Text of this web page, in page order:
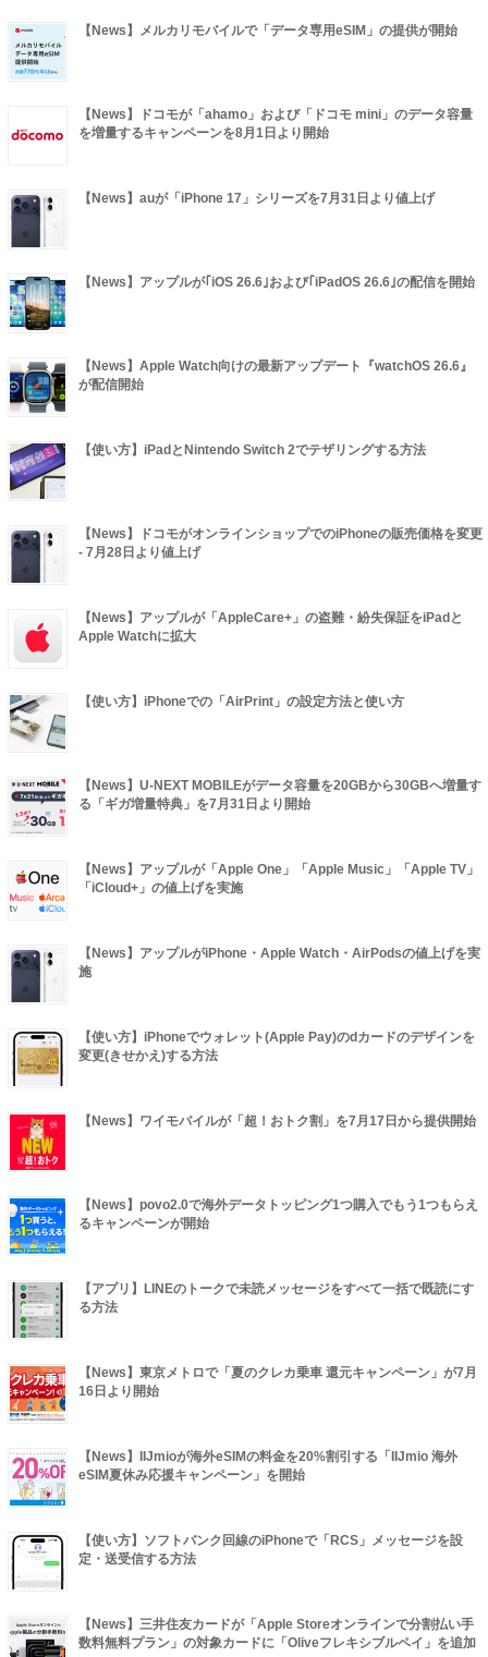
【News】メルカリモバイルで「データ専用eSIM」の提供が開始
【News】ドコモが「ahamo」および「ドコモ mini」のデータ容量
を増量するキャンペーンを8月1日より開始
【News】auが「iPhone 17」シリーズを7月31日より値上げ
【News】アップルが｢iOS 26.6｣および｢iPadOS 26.6｣の配信を開始
【News】Apple Watch向けの最新アップデート『watchOS 26.6』
が配信開始
【使い方】iPadとNintendo Switch 2でテザリングする方法
【News】ドコモがオンラインショップでのiPhoneの販売価格を変更
- 7月28日より値上げ
【News】アップルが「AppleCare+」の盗難・紛失保証をiPadと
Apple Watchに拡大
【使い方】iPhoneでの「AirPrint」の設定方法と使い方
【News】U-NEXT MOBILEがデータ容量を20GBから30GBへ増量す
る「ギガ増量特典」を7月31日より開始
【News】アップルが「Apple One」「Apple Music」「Apple TV」
「iCloud+」の値上げを実施
【News】アップルがiPhone・Apple Watch・AirPodsの値上げを実
施
【使い方】iPhoneでウォレット(Apple Pay)のdカードのデザインを
変更(きせかえ)する方法
【News】ワイモバイルが「超！おトク割」を7月17日から提供開始
【News】povo2.0で海外データトッピング1つ購入でもう1つもらえ
るキャンペーンが開始
【アプリ】LINEのトークで未読メッセージをすべて一括で既読にす
る方法
【News】東京メトロで「夏のクレカ乗車 還元キャンペーン」が7月
16日より開始
【News】IIJmioが海外eSIMの料金を20%割引する「IIJmio 海外
eSIM夏休み応援キャンペーン」を開始
【使い方】ソフトバンク回線のiPhoneで「RCS」メッセージを設
定・送受信する方法
【News】三井住友カードが「Apple Storeオンラインで分割払い手
数料無料プラン」の対象カードに「Oliveフレキシブルペイ」を追加